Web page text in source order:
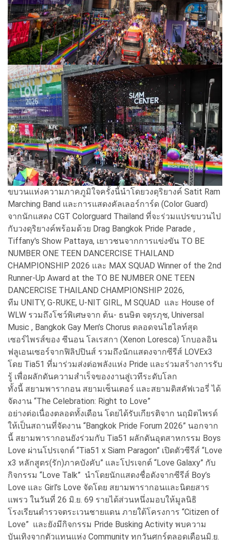
ขบวนแห่งความภาคภูมิใจครั้งนี้นำโดยวงดุริยางค์ Satit Ram
Marching Band และการแสดงคัลเลอร์การ์ด (Color Guard)
จากนักแสดง CGT Colorguard Thailand ที่จะร่วมแปรขบวนไป
กับวงดุริยางค์พร้อมด้วย Drag Bangkok Pride Parade ,
Tiffany's Show Pattaya, เยาวชนจากการแข่งขัน TO BE
NUMBER ONE TEEN DANCERCISE THAILAND
CHAMPIONSHIP 2026 และ MAX SQUAD Winner of the 2nd
Runner-Up Award at the TO BE NUMBER ONE TEEN
DANCERCISE THAILAND CHAMPIONSHIP 2026,
ทีม UNITY, G-RUKE, U-NIT GIRL, M SQUAD และ House of
WLW รวมถึงโชว์พิเศษจาก ต้น- ธนษิต จตุรภุช, Universal
Music , Bangkok Gay Men’s Chorus ตลอดจนไฮไลท์สุด
เซอร์ไพรส์ของ ซีนอน โลเรสกา (Xenon Loresca) โกบอลอิน
ฟลูเอนเซอร์จากฟิลิปปินส์ รวมถึงนักแสดงจากซีรีส์ LOVEx3
โดย Tia51 ที่มาร่วมส่งต่อพลังแห่ง Pride และร่วมสร้างการรับ
รู้ เพื่อผลักดันความสำเร็จของงานสู่เวทีระดับโลก
ทั้งนี้ สยามพารากอน สยามเซ็นเตอร์ และสยามดิสคัฟเวอรี่ ได้
จัดงาน “The Celebration: Right to Love”
อย่างต่อเนื่องตลอดทั้งเดือน โดยได้รับเกียรติจาก นฤมิตไพรด์
ให้เป็นสถานที่จัดงาน “Bangkok Pride Forum 2026” นอกจาก
นี้ สยามพารากอนยังร่วมกับ Tia51 ผลักดันอุตสาหกรรม Boys
Love ผ่านโปรเจกต์ “Tia51 x Siam Paragon” เปิดตัวซีรีส์ “Love
x3 หลักสูตร(รัก)ภาคบังคับ” และโปรเจกต์ “Love Galaxy” กับ
กิจกรรม “Love Talk” นำโดยนักแสดงชื่อดังจากซีรีส์ Boy’s
Love และ Girl’s Love จัดโดย สยามพารากอนและนิตยสาร
แพรว ในวันที่ 26 มิ.ย. 69 รายได้ส่วนหนึ่งมอบให้มูลนิธิ
โรงเรียนตำรวจตระเวนชายแดน ภายใต้โครงการ “Citizen of
Love” และยังมีกิจกรรม Pride Busking Activity พบความ
บันเทิงจากตัวแทนแห่ง Community ทุกวันศุกร์ตลอดเดือนมิ.ย.